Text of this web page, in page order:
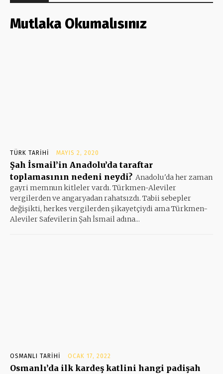
Mutlaka Okumalısınız
TÜRK TARIHI MAYIS 2, 2020
Şah İsmail’in Anadolu’da taraftar
toplamasının nedeni neydi? Anadolu'da her zaman
gayri memnun kitleler vardı. Türkmen-Aleviler
vergilerden ve angaryadan rahatsızdı. Tabii sebepler
değişikti, herkes vergilerden şikayetçiydi ama Türkmen-
Aleviler Safevilerin Şah İsmail adına...
OSMANLI TARIHI OCAK 17, 2022
Osmanlı’da ilk kardeş katlini hangi padişah